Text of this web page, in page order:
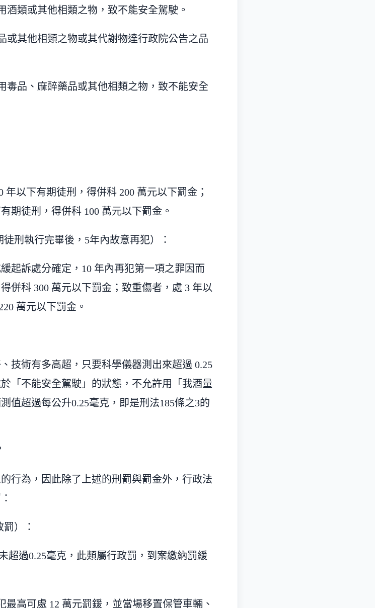
酒類或其他相類之物，致不能安全駕駛。
或其他相類之物或其代謝物達行政院公告之品
毒品、麻醉藥品或其他相類之物，致不能安全
年以下有期徒刑，得併科 200 萬元以下罰金；
期徒刑，得併科 100 萬元以下罰金。
刑執行完畢後，5年內故意再犯）：
起訴處分確定，10 年內再犯第一項之罪因而
併科 300 萬元以下罰金；致重傷者，處 3 年以
萬元以下罰金。
技術有多高超，只要科學儀器測出來超過 0.25
「不能安全駕駛」的狀態，不允許用「我酒量
值超過每公升0.25毫克，即是刑法185條之3的
行為，因此除了上述的刑罰與罰金外，行政法
）：
超過0.25毫克，此類屬行政罰，到案繳納罰緩
高可處 12 萬元罰鍰，並當場移置保管車輛、